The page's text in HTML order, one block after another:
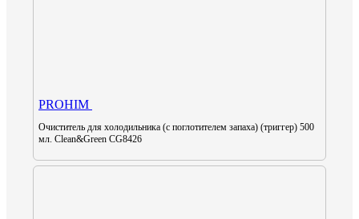
PROHIM
Очиститель для холодильника (с поглотителем запаха) (триггер) 500
мл. Clean&Green CG8426